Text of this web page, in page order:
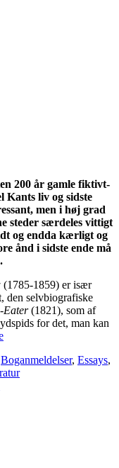
200 år gamle fiktivt-
Kants liv og sidste
men i høj grad
steder særdeles vittigt
og endda kærligt og
ånd i sidste ende må
(1785-1859) er især
den selvbiografiske
Eater(1821), som af
for det, man kan
Boganmeldelser, Essays,